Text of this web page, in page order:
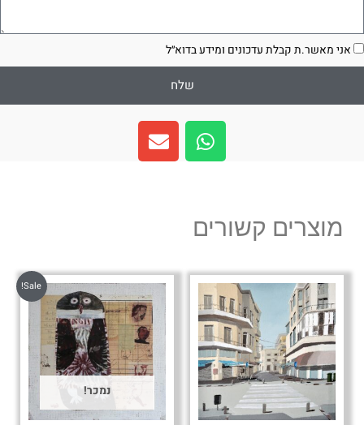
אני מאשר.ת קבלת עדכונים ומידע בדוא״ל
שלח
W
h
a
a
p
E
n
v
e
מוצרים קשורים
Sale!
נמכר!